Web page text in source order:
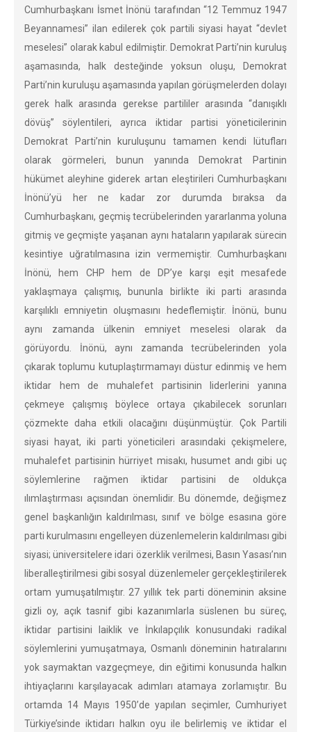
Cumhurbaşkanı İsmet İnönü tarafından “12 Temmuz 1947
Beyannamesi” ilan edilerek çok partili siyasi hayat “devlet
meselesi” olarak kabul edilmiştir. Demokrat Parti’nin kuruluş
aşamasında, halk desteğinde yoksun oluşu, Demokrat
Parti’nin kuruluşu aşamasında yapılan görüşmelerden dolayı
gerek halk arasında gerekse partililer arasında “danışıklı
dövüş” söylentileri, ayrıca iktidar partisi yöneticilerinin
Demokrat Parti’nin kuruluşunu tamamen kendi lütufları
olarak görmeleri, bunun yanında Demokrat Partinin
hükümet aleyhine giderek artan eleştirileri Cumhurbaşkanı
İnönü’yü her ne kadar zor durumda bıraksa da
Cumhurbaşkanı, geçmiş tecrübelerinden yararlanma yoluna
gitmiş ve geçmişte yaşanan aynı hataların yapılarak sürecin
kesintiye uğratılmasına izin vermemiştir. Cumhurbaşkanı
İnönü, hem CHP hem de DP’ye karşı eşit mesafede
yaklaşmaya çalışmış, bununla birlikte iki parti arasında
karşılıklı emniyetin oluşmasını hedeflemiştir. İnönü, bunu
aynı zamanda ülkenin emniyet meselesi olarak da
görüyordu. İnönü, aynı zamanda tecrübelerinden yola
çıkarak toplumu kutuplaştırmamayı düstur edinmiş ve hem
iktidar hem de muhalefet partisinin liderlerini yanına
çekmeye çalışmış böylece ortaya çıkabilecek sorunları
çözmekte daha etkili olacağını düşünmüştür. Çok Partili
siyasi hayat, iki parti yöneticileri arasındaki çekişmelere,
muhalefet partisinin hürriyet misakı, husumet andı gibi uç
söylemlerine rağmen iktidar partisini de oldukça
ılımlaştırması açısından önemlidir. Bu dönemde, değişmez
genel başkanlığın kaldırılması, sınıf ve bölge esasına göre
parti kurulmasını engelleyen düzenlemelerin kaldırılması gibi
siyasi; üniversitelere idari özerklik verilmesi, Basın Yasası’nın
liberalleştirilmesi gibi sosyal düzenlemeler gerçekleştirilerek
ortam yumuşatılmıştır. 27 yıllık tek parti döneminin aksine
gizli oy, açık tasnif gibi kazanımlarla süslenen bu süreç,
iktidar partisini laiklik ve İnkılapçılık konusundaki radikal
söylemlerini yumuşatmaya, Osmanlı döneminin hatıralarını
yok saymaktan vazgeçmeye, din eğitimi konusunda halkın
ihtiyaçlarını karşılayacak adımları atamaya zorlamıştır. Bu
ortamda 14 Mayıs 1950’de yapılan seçimler, Cumhuriyet
Türkiye’sinde iktidarı halkın oyu ile belirlemiş ve iktidar el